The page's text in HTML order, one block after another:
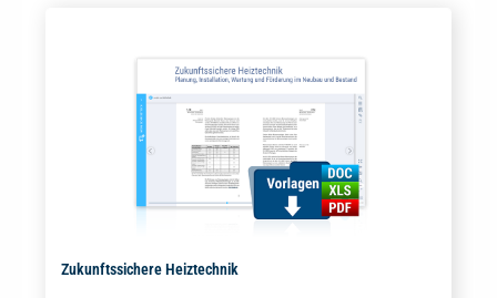
Zukunftssichere Heiztechnik